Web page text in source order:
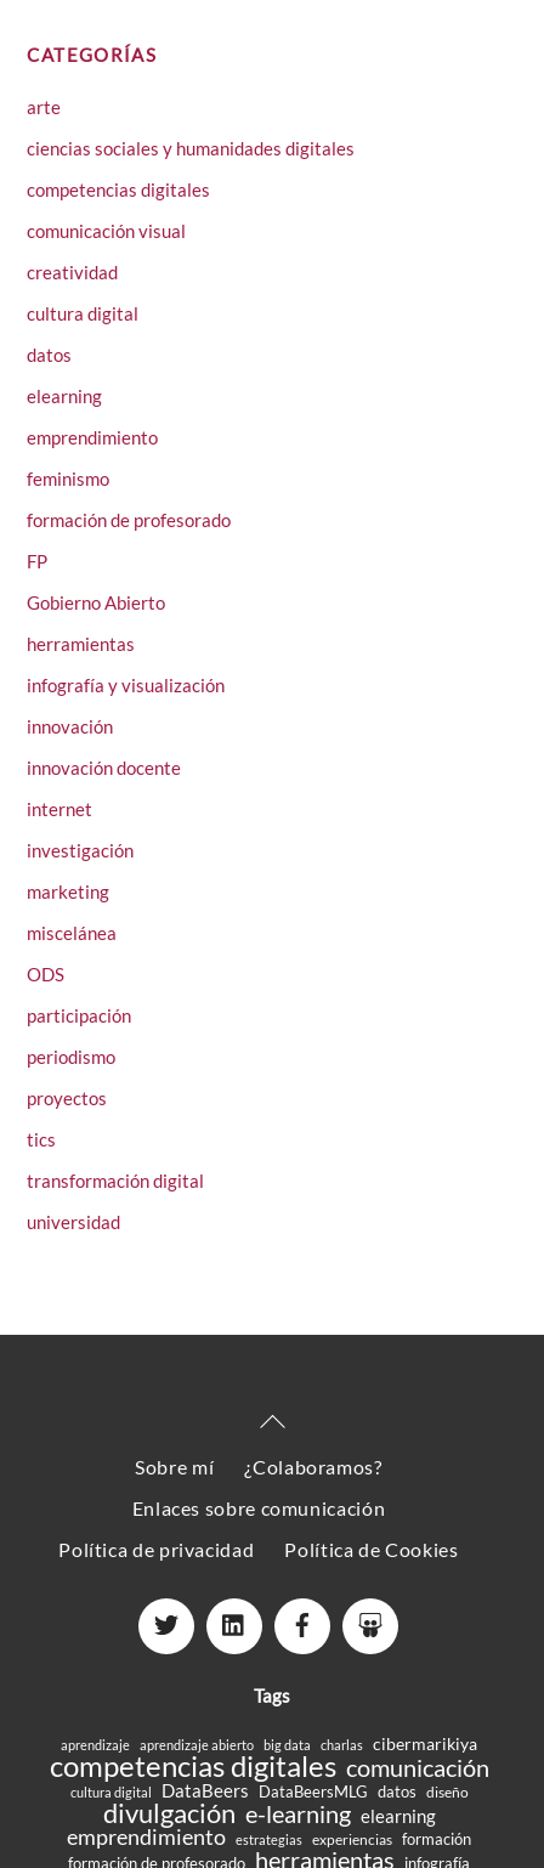
CATEGORÍAS
arte
ciencias sociales y humanidades digitales
competencias digitales
comunicación visual
creatividad
cultura digital
datos
elearning
emprendimiento
feminismo
formación de profesorado
FP
Gobierno Abierto
herramientas
infografía y visualización
innovación
innovación docente
internet
investigación
marketing
miscelánea
ODS
participación
periodismo
proyectos
tics
transformación digital
universidad
Back
Top
Sobre mí
¿Colaboramos?
Enlaces sobre comunicación
Política de privacidad
Política de Cookies
Tags
aprendizaje aprendizaje abierto big data charlas cibermarikiya
competencias digitales comunicación
cultura digital DataBeers DataBeersMLG datos diseño
divulgación e-learning elearning
emprendimiento estrategias experiencias formación
formación de profesorado herramientas infografía